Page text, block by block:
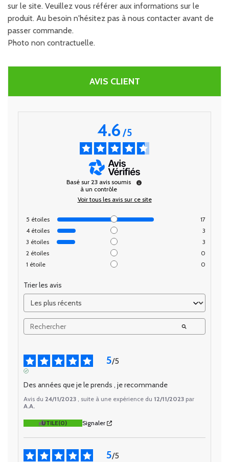
sur le site. Veuillez vous référer aux informations sur le
produit. Au besoin n'hésitez pas à nous contacter avant de
passer commande.
Photo non contractuelle.
AVIS CLIENT
4.6/5
Basé sur 23 avis soumis
à un contrôle
Voir tous les avis sur ce site
5 étoiles
17
4 étoiles
3
3 étoiles
3
2 étoiles
0
1 étoile 0
Trier les avis
5/5
Des années que je le prends , je recommande
Avis du 24/11/2023 , suite à une expérience du 12/11/2023 par
A.A.
UTILE(0) Signaler
5/5